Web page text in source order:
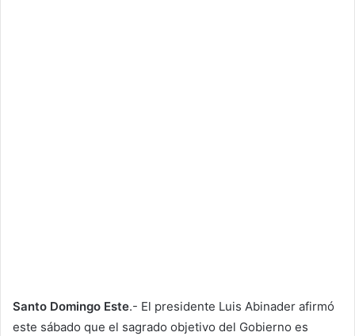
Santo Domingo Este.- El presidente Luis Abinader afirmó
este sábado que el sagrado objetivo del Gobierno es